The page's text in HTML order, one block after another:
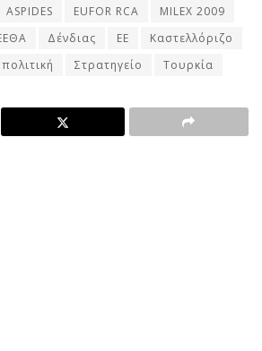
ASPIDES EUFOR RCA
MILEX 2009
Δένδιας ΕΕ
Καστελλόριζο
πολιτική Στρατηγείο Τουρκία